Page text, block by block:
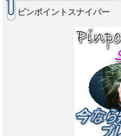
ピンポイントスナイパー